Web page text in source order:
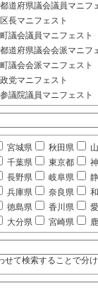
都道府県議会議員マニフ
区長マニフェスト
町議会議員マニフェスト
都道府県議会会派マニフ
町議会会派マニフェスト
政党マニフェスト
参議院議員マニフェスト
宮城県 秋田県
千葉県 東京都
長野県 岐阜県
兵庫県 奈良県
徳島県 香川県
大分県 宮崎県
て検索することで分け